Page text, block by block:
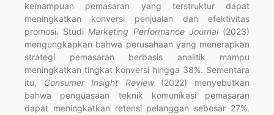
kemampuan pemasaran yang terstruktur dapat
meningkatkan konversi penjualan dan efektivitas
promosi. Studi Marketing Performance Journal(2023)
mengungkapkan bahwa perusahaan yang menerapkan
strategi pemasaran berbasis analitik mampu
meningkatkan tingkat konversi hingga 38%. Sementara
itu, Consumer Insight Review(2022) menyebutkan
bahwa penguasaan teknik komunikasi pemasaran
dapat meningkatkan retensi pelanggan sebesar 27%.